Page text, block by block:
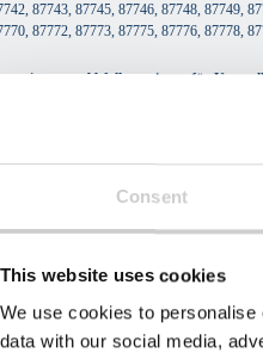
Consent
This website uses cookies
We use cookies to
data with our social media,
87743, 87745, 87746, 87748, 87749,
87772, 87773, 87775, 87776, 87778,
zu Abfallcontainern für
zu Abfällen, die Ihr